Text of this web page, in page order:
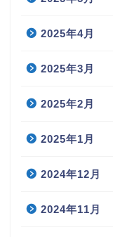
2025年4月
2025年3月
2025年2月
2025年1月
2024年12月
2024年11月